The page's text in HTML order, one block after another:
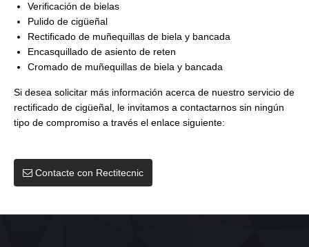
Verificación de bielas
Pulido de cigüeñal
Rectificado de muñequillas de biela y bancada
Encasquillado de asiento de reten
Cromado de muñequillas de biela y bancada
Si desea solicitar más información acerca de nuestro servicio de
rectificado de cigüeñal, le invitamos a contactarnos sin ningún
tipo de compromiso a través el enlace siguiente:
Contacte con Rectitecnic